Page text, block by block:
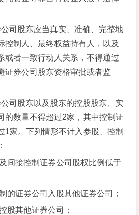
控制人、最终权益持有人，以及
或者一致行动人关系，不得通过
证券公司股东资格审批或者监
的数量不得超过2家，其中控制证
1家。下列情形不计入参股、控制
的证券公司入股其他证券公司；
股其他证券公司；